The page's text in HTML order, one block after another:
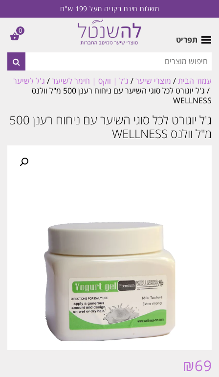
משלוח חינם בקניה מעל 199 ש"ח
תפריט
עמוד הבית/ מוצרי שיער/ ג'ל | ווקס | חימר לשיער/ ג'ל לשיער
/ ג'ל יוגורט לכל סוגי השיער עם ניחוח רענן 500 מ"ל וולנס
WELLNESS
ג'ל יוגורט לכל סוגי השיער עם ניחוח רענן 500
מ"ל וולנס WELLNESS
₪69
0